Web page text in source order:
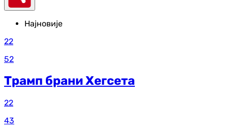
Најновије
22
52
Трамп брани Хегсета
22
43